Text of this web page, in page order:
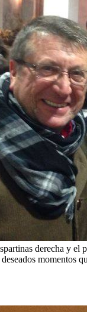
derecha y
momentos